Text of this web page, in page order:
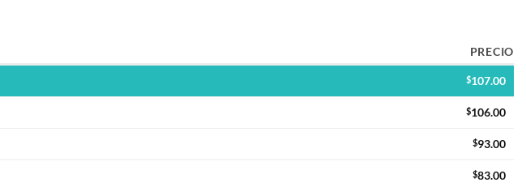
PRECIO
$107.00
$106.00
$93.00
$83.00